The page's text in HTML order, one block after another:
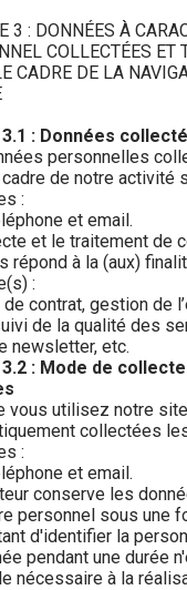
3 : DONNÉES À
COLLECTÉES ET
CADRE DE LA
: Données
personnelles
de notre activité
:
et email.
et le traitement de
répond à la (aux)
:
contrat, gestion de
de la qualité des
newsletter, etc.
: Mode de
vous utilisez notre
collectées
:
et email.
conserve les
personnel sous une
d'identifier la
pendant une durée
nécessaire à la